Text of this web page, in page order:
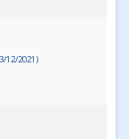
12/2021)